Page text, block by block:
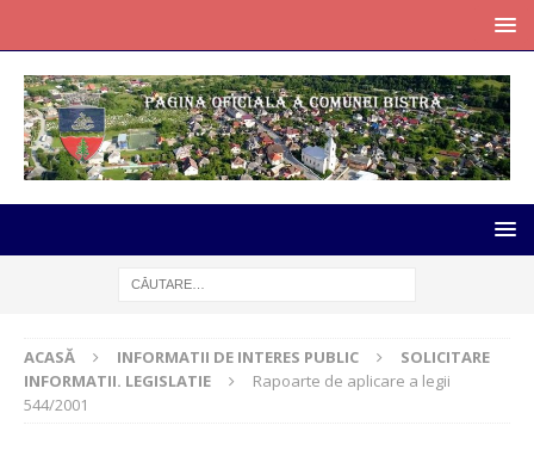
ACASĂ INFORMATII DE INTERES PUBLIC
SOLICITARE
INFORMATII. LEGISLATIE
Rapoarte de aplicare a legii
544/2001